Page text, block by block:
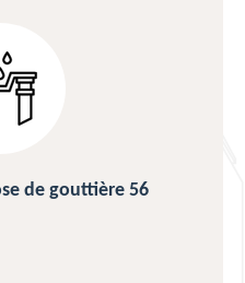
de gouttière 56